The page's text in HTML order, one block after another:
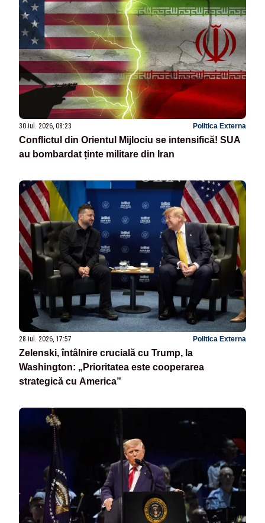
30 iul. 2026, 08:23 Politica Externa
Conflictul din Orientul Mijlociu se intensifică! SUA
au bombardat ținte militare din Iran
28 iul. 2026, 17:57 Politica Externa
Zelenski, întâlnire crucială cu Trump, la
Washington: „Prioritatea este cooperarea
strategică cu America”